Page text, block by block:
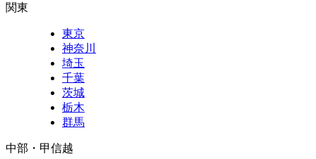
関東
東京
神奈川
埼玉
千葉
茨城
栃木
群馬
中部・甲信越